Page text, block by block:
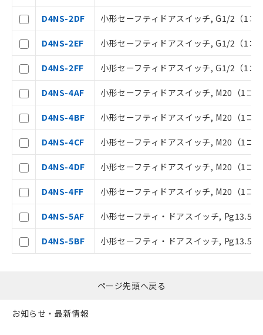
D4NS-2DF 小形セーフティドアスイッチ, G1/2（1
D4NS-2EF 小形セーフティドアスイッチ, G1/2（1
D4NS-2FF 小形セーフティドアスイッチ, G1/2（1
D4NS-4AF 小形セーフティドアスイッチ, M20（1コ
D4NS-4BF 小形セーフティドアスイッチ, M20（1コ
D4NS-4CF 小形セーフティドアスイッチ, M20（1コ
D4NS-4DF 小形セーフティドアスイッチ, M20（1コ
D4NS-4FF 小形セーフティドアスイッチ, M20（1コ
D4NS-5AF 小形セーフティ・ドアスイッチ, Pg13.5,
D4NS-5BF 小形セーフティ・ドアスイッチ, Pg13.5,
ページ先頭へ戻る
お知らせ・最新情報
記
号
説明
○ 一定数以上の在庫あり
△ 一定数には満たないが在庫あり
－
在庫なし(最新の在庫状況につ
いては、お客様のお取引先、ま
たはお客様担当のオムロン制御
機器販売店・当社販売員にご確
認ください)
空
白
受注生産機種、また在庫状況の
情報を公開していない機種
覧された時点での実際の在庫および標
準価格とは異なる場合があることをご
了承ください。
正式な納期状況および標準価格はお客
様のお取引先、またはお客様担当のオ
ムロン制御機器販売店・当社販売員に
ご相談ください。
オムロン制御機器販売店や当社販売拠
点は「
販売ネットワーク
」をご確認
在庫状況および標準価格結果を当社の
事前の承諾なく第三者に漏洩または開
示しないようお願いします。
マイパーツ機能（部品リスト作成サー
ビス）をご利用いただくには、I-Web
メンバーズにご登録されている必要が
あります。
登録された部品リストについて、当社
をご了承ください。
の共同利用に関して"